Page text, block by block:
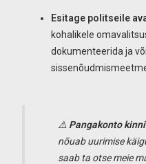
Esitage politseile
kohalikele
dokumenteerida ja
⚠️ Pangakonto
nõuab uurimise
saab ta otse meie